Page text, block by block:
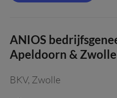
ANIOS
Apeldoorn & Zwolle
BKV, Zwolle